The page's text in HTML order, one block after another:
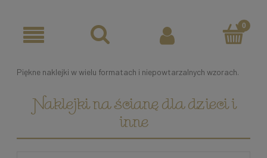
Piękne naklejki w wielu formatach i niepowtarzalnych wzorach.
Naklejki na ścianę dla dzieci i
inne